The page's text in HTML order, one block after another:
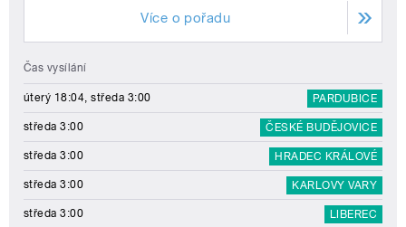
Více o pořadu
Čas vysílání
úterý 18:04, středa 3:00 PARDUBICE
středa 3:00 ČESKÉ BUDĚJOVICE
středa 3:00 HRADEC KRÁLOVÉ
středa 3:00 KARLOVY VARY
středa 3:00 LIBEREC